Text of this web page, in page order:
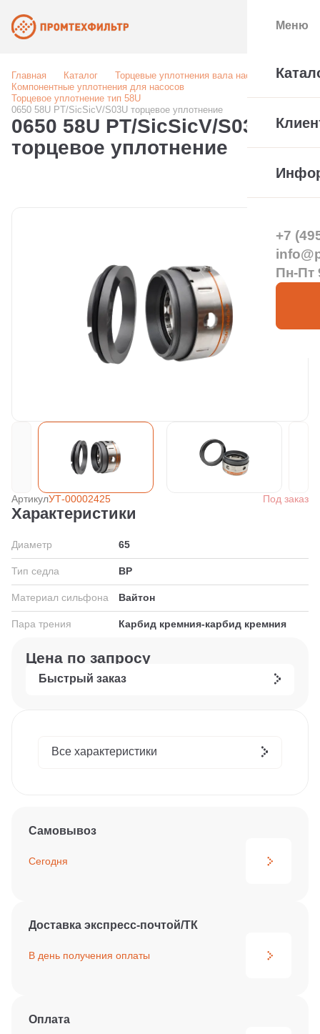
Главная Каталог
Торцевые уплотнения вала насоса
Компонентные уплотнения для насосов
Торцевое уплотнение тип 58U
0650 58U PT/SicSicV/S03U торцевое уплотнение
0650 58U PT/SicSicV/S03U
торцевое уплотнение
АртикулУТ-00002425 Под заказ
Характеристики
Диаметр 65
Тип седла BP
Материал сильфона Вайтон
Пара трения Карбид кремния-карбид кремния
Цена по запросу
Быстрый заказ
Все характеристики
Самовывоз
Сегодня
Доставка экспресс-почтой/ТК
В день получения оплаты
Оплата
Меню
+7
Пн-Пт